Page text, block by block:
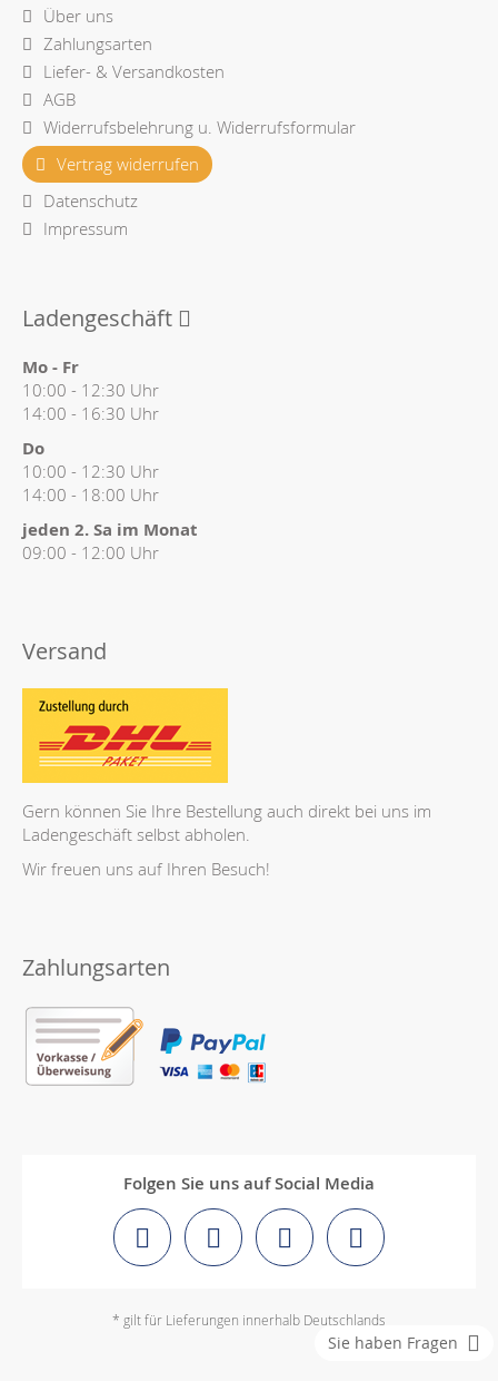
Über uns
Zahlungsarten
Liefer- & Versandkosten
AGB
Widerrufsbelehrung u. Widerrufsformular
Vertrag widerrufen
Datenschutz
Impressum
Ladengeschäft
Mo - Fr
10:00 - 12:30 Uhr
14:00 - 16:30 Uhr
Do
10:00 - 12:30 Uhr
14:00 - 18:00 Uhr
jeden 2. Sa im Monat
09:00 - 12:00 Uhr
Versand
Gern können Sie Ihre Bestellung auch direkt bei uns im
Ladengeschäft selbst abholen.
Wir freuen uns auf Ihren Besuch!
Zahlungsarten
Folgen Sie uns auf Social Media
* gilt für Lieferungen innerhalb Deutschlands
Sie haben Fragen